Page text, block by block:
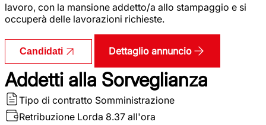
lavoro, con la mansione addetto/a allo stampaggio e si
occuperà delle lavorazioni richieste.
Candidati Dettaglio annuncio
Addetti alla Sorveglianza
Tipo di contratto Somministrazione
Retribuzione Lorda 8.37 all'ora